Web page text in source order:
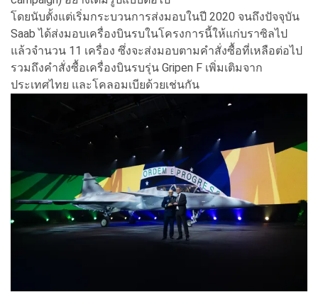
โดยนับตั้งแต่เริ่มกระบวนการส่งมอบในปี 2020 จนถึงปัจจุบัน
Saab ได้ส่งมอบเครื่องบินรบในโครงการนี้ให้แก่บราซิลไป
แล้วจำนวน 11 เครื่อง ซึ่งจะส่งมอบตามคำสั่งซื้อที่เหลือต่อไป
รวมถึงคำสั่งซื้อเครื่องบินรบรุ่น Gripen F เพิ่มเติมจาก
ประเทศไทย และโคลอมเบียด้วยเช่นกัน